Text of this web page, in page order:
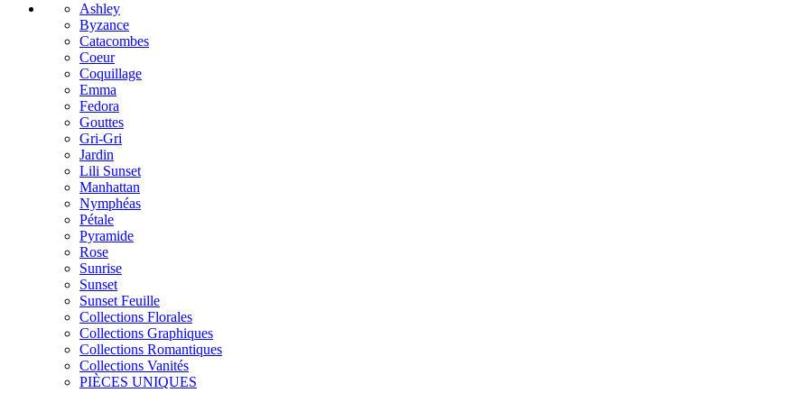
Ashley
Byzance
Catacombes
Coeur
Coquillage
Emma
Fedora
Gouttes
Gri-Gri
Jardin
Lili Sunset
Manhattan
Nymphéas
Pétale
Pyramide
Rose
Sunrise
Sunset
Sunset Feuille
Collections Florales
Collections Graphiques
Collections Romantiques
Collections Vanités
PIÈCES UNIQUES